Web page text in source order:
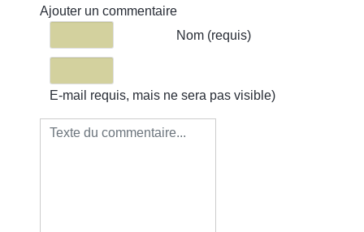
Ajouter un commentaire
Nom (requis)
E-mail requis, mais ne sera pas visible)